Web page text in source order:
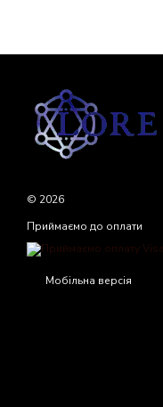
© 2026
Приймаємо до оплати
Мобільна версія